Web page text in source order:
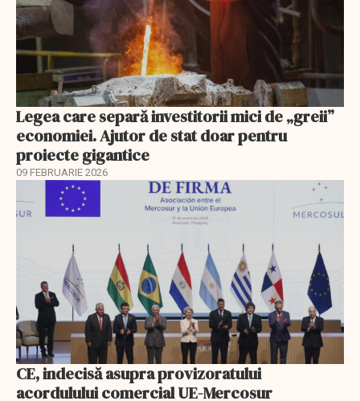
Legea care separă investitorii mici de „greii”
economiei. Ajutor de stat doar pentru
proiecte gigantice
09 FEBRUARIE 2026
CE, indecisă asupra provizoratului
acordulului comercial UE-Mercosur